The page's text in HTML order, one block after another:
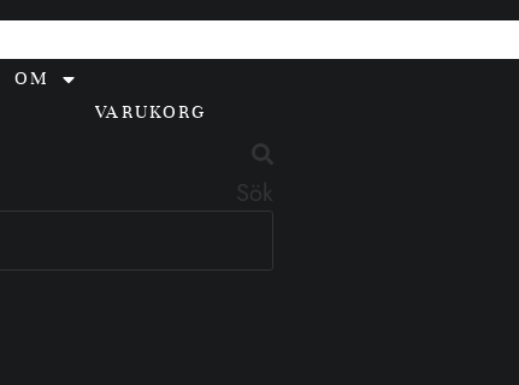
OM
VARUKORG
Sök